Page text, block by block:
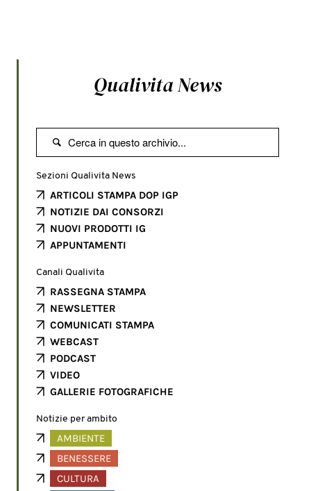
Qualivita News

Sezioni Qualivita News
ARTICOLI STAMPA DOP IGP
NOTIZIE DAI CONSORZI
NUOVI PRODOTTI IG
APPUNTAMENTI
Canali Qualivita
RASSEGNA STAMPA
NEWSLETTER
COMUNICATI STAMPA
WEBCAST
PODCAST
VIDEO
GALLERIE FOTOGRAFICHE
Notizie per ambito
AMBIENTE
BENESSERE
CULTURA